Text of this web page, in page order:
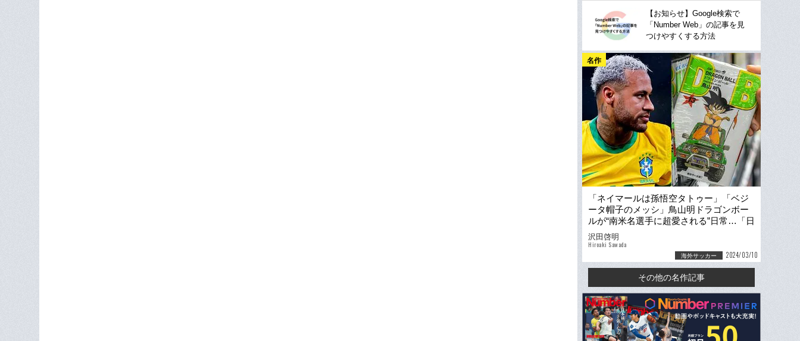
【お知らせ】Google検索で
「Number Web」の記事を見
つけやすくする方法
名作
「ネイマールは孫悟空タトゥー」「ベジ
ータ帽子のメッシ」鳥山明ドラゴンボー
ルが“南米名選手に超愛される”日常…「日
本語版も買ったよ」
沢田啓明
Hiroaki Sawada
海外サッカー 2024/03/10
その他の名作記事